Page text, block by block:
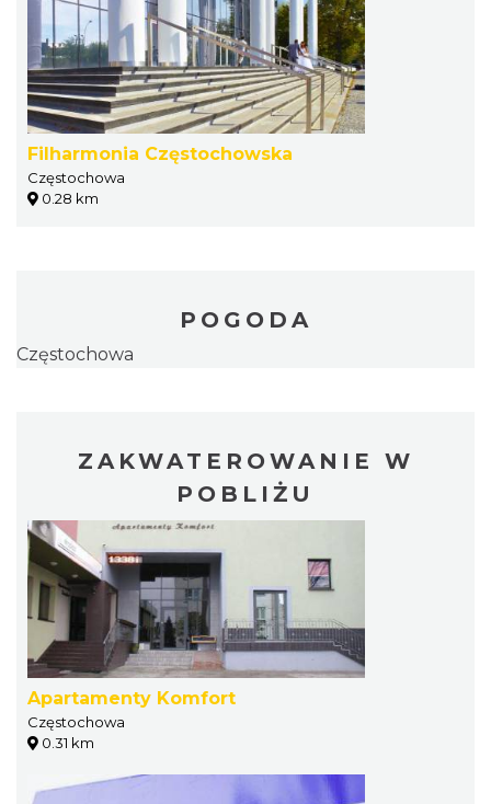
Filharmonia Częstochowska
Częstochowa
0.28 km
POGODA
Częstochowa
ZAKWATEROWANIE W
POBLIŻU
Apartamenty Komfort
Częstochowa
0.31 km